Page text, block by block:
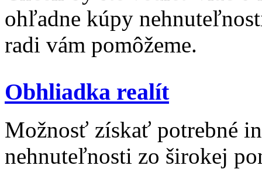
ohľadne kúpy
radi vám pomôžeme.
Obhliadka realít
Možnosť získať potrebné
nehnuteľnosti zo širokej